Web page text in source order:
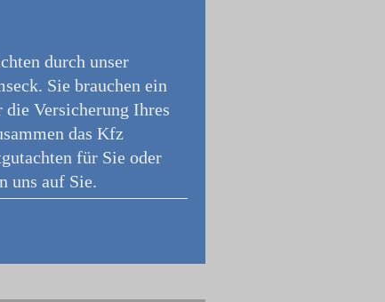
durch unser
Sie brauchen ein
Versicherung Ihres
das Kfz
für Sie oder
uns auf Sie.